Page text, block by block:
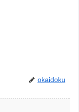
okaidoku